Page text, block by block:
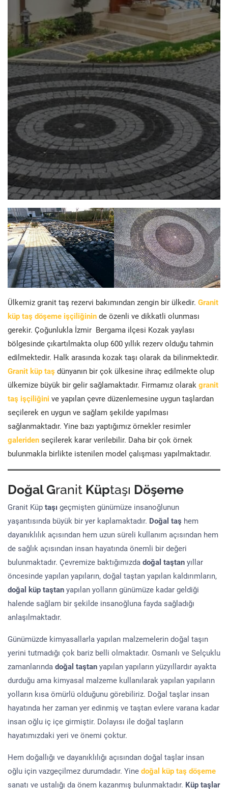
Ülkemiz granit taş rezervi bakımından zengin bir ülkedir. Granit
küp taş döşeme işçiliğinin de özenli ve dikkatli olunması
gerekir. Çoğunlukla İzmir Bergama ilçesi Kozak yaylası
bölgesinde çıkartılmakta olup 600 yıllık rezerv olduğu tahmin
edilmektedir. Halk arasında kozak taşı olarak da bilinmektedir.
Granit küp taş dünyanın bir çok ülkesine ihraç edilmekte olup
ülkemize büyük bir gelir sağlamaktadır. Firmamız olarak granit
taş işçiliğini ve yapılan çevre düzenlemesine uygun taşlardan
seçilerek en uygun ve sağlam şekilde yapılması
sağlanmaktadır. Yine bazı yaptığımız örnekler resimler
galeriden seçilerek karar verilebilir. Daha bir çok örnek
bulunmakla birlikte istenilen model çalışması yapılmaktadır.
Doğal Granit Küptaşı Döşeme
Granit Küp taşı geçmişten günümüze insanoğlunun
yaşantısında büyük bir yer kaplamaktadır. Doğal taş hem
dayanıklılık açısından hem uzun süreli kullanım açısından hem
de sağlık açısından insan hayatında önemli bir değeri
bulunmaktadır. Çevremize baktığımızda doğal taştan yıllar
öncesinde yapılan yapıların, doğal taştan yapılan kaldırımların,
doğal küp taştan yapılan yolların günümüze kadar geldiği
halende sağlam bir şekilde insanoğluna fayda sağladığı
anlaşılmaktadır.
Günümüzde kimyasallarla yapılan malzemelerin doğal taşın
yerini tutmadığı çok bariz belli olmaktadır. Osmanlı ve Selçuklu
zamanlarında doğal taştan yapılan yapıların yüzyıllardır ayakta
durduğu ama kimyasal malzeme kullanılarak yapılan yapıların
yolların kısa ömürlü olduğunu görebiliriz. Doğal taşlar insan
hayatında her zaman yer edinmiş ve taştan evlere varana kadar
insan oğlu iç içe girmiştir. Dolayısı ile doğal taşların
hayatımızdaki yeri ve önemi çoktur.
Hem doğallığı ve dayanıklılığı açısından doğal taşlar insan
oğlu için vazgeçilmez durumdadır. Yine doğal küp taş döşeme
sanatı ve ustalığı da önem kazanmış bulunmaktadır. Küp taşlar